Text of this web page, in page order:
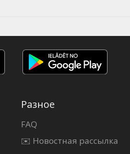
Разное
FAQ
✉️ Новостная рассылка